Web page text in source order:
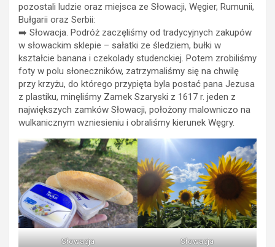
pozostali ludzie oraz miejsca ze Słowacji, Węgier, Rumunii,
Bułgarii oraz Serbii:
➡️ Słowacja. Podróż zaczęliśmy od tradycyjnych zakupów
w słowackim sklepie – sałatki ze śledziem, bułki w
kształcie banana i czekolady studenckiej. Potem zrobiliśmy
foty w polu słoneczników, zatrzymaliśmy się na chwilę
przy krzyżu, do którego przypięta byla postać pana Jezusa
z plastiku, minęliśmy Zamek Szaryski z 1617 r. jeden z
największych zamków Słowacji, położony malowniczo na
wulkanicznym wzniesieniu i obraliśmy kierunek Węgry.
Słowacja Słowacja